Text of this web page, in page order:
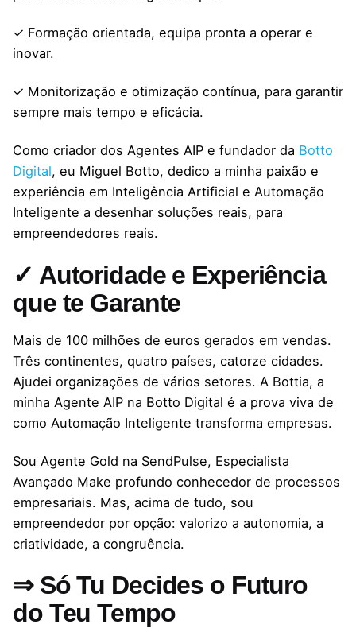
✓ Formação orientada, equipa pronta a operar e
inovar.
✓ Monitorização e otimização contínua, para garantir
sempre mais tempo e eficácia.
Como criador dos Agentes AIP e fundador da Botto
Digital, eu Miguel Botto, dedico a minha paixão e
experiência em Inteligência Artificial e Automação
Inteligente a desenhar soluções reais, para
empreendedores reais.
✓ Autoridade e Experiência
que te Garante
Mais de 100 milhões de euros gerados em vendas.
Três continentes, quatro países, catorze cidades.
Ajudei organizações de vários setores. A Bottia, a
minha Agente AIP na Botto Digital é a prova viva de
como Automação Inteligente transforma empresas.
Sou Agente Gold na SendPulse, Especialista
Avançado Make profundo conhecedor de processos
empresariais. Mas, acima de tudo, sou
empreendedor por opção: valorizo a autonomia, a
criatividade, a congruência.
⇒ Só Tu Decides o Futuro
do Teu Tempo